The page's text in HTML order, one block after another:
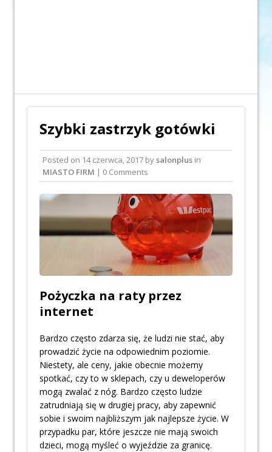
Szybki zastrzyk gotówki
Posted on 14 czerwca, 2017 bysalonplus in
MIASTO FIRM | 0 Comments
Pożyczka na raty przez
internet
Bardzo często zdarza się, że ludzi nie stać, aby
prowadzić życie na odpowiednim poziomie.
Niestety, ale ceny, jakie obecnie możemy
spotkać, czy to w sklepach, czy u deweloperów
mogą zwalać z nóg. Bardzo często ludzie
zatrudniają się w drugiej pracy, aby zapewnić
sobie i swoim najbliższym jak najlepsze życie. W
przypadku par, które jeszcze nie mają swoich
dzieci, mogą myśleć o wyjeździe za granicę.